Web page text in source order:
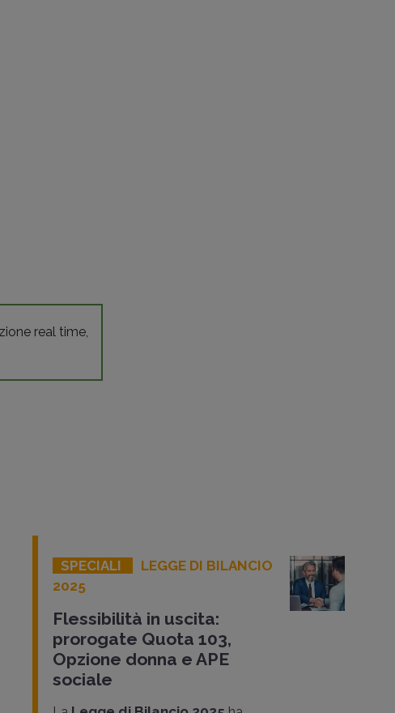
real time,
SPECIALI
LEGGE DI BILANCIO
2025
Flessibilità in uscita:
prorogate Quota 103,
Opzione donna e APE
sociale